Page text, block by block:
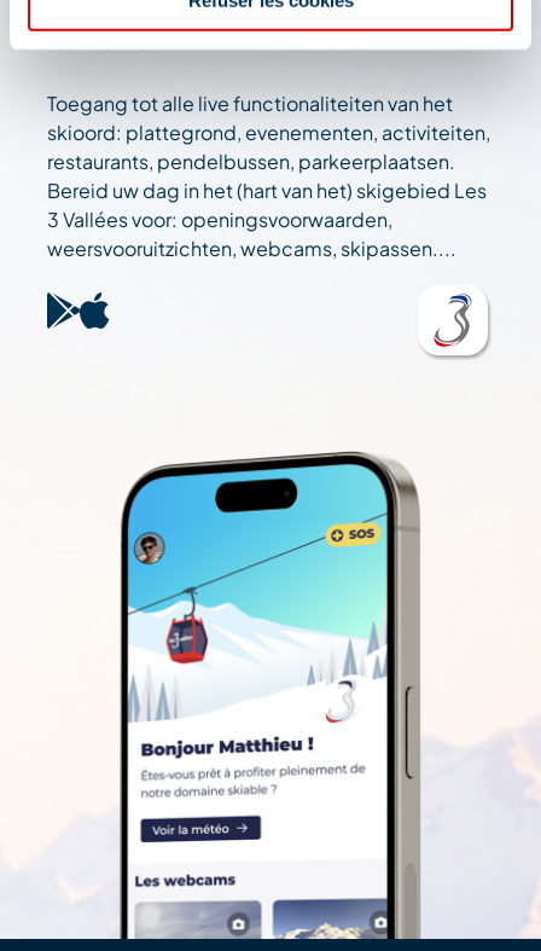
wizard
Toegang tot alle live functionaliteiten van het
skioord: plattegrond, evenementen, activiteiten,
restaurants, pendelbussen, parkeerplaatsen.
Bereid uw dag in het (hart van het) skigebied Les
3 Vallées voor: openingsvoorwaarden,
weersvooruitzichten, webcams, skipassen....